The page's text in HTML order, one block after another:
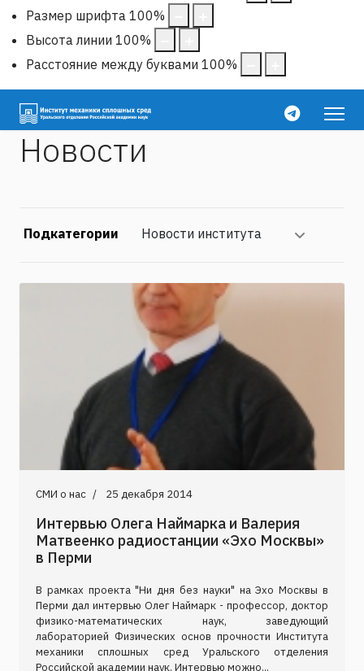
Размер шрифта 100%
Высота линии 100%
Расстояние между буквами 100%
Новости
Подкатегории Новости института
СМИ о нас 25 декабря 2014
Интервью Олега Наймарка и Валерия
Матвеенко радиостанции «Эхо Москвы»
в Перми
В рамках проекта "Ни дня без науки" на Эхо Москвы в
Перми дал интервью Олег Наймарк - профессор, доктор
физико-математических наук, заведующий
лабораторией Физических основ прочности Института
механики сплошных сред Уральского отделения
Российской академии наук. Интервью можно...